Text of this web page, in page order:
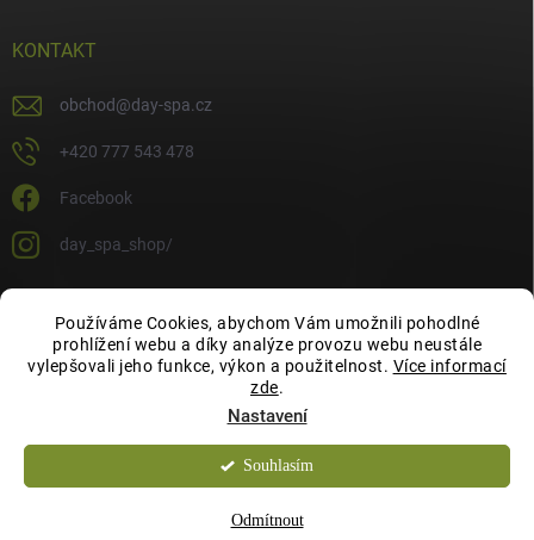
Používáme Cookies, abychom Vám umožnili pohodlné
prohlížení webu a díky analýze provozu webu neustále
vylepšovali jeho funkce, výkon a použitelnost. Více informací
zde.
Nastavení
Odmítnout
Souhlasím
KONTAKT
obchod@day-spa.cz
+420 777 543 478
Facebook
day_spa_shop/
OCHRANA OSOBNÍCH ÚDAJŮ
Vytvořil Shoptet
na Váš první nákup?